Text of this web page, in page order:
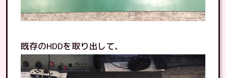
既存のHDDを取り出して、